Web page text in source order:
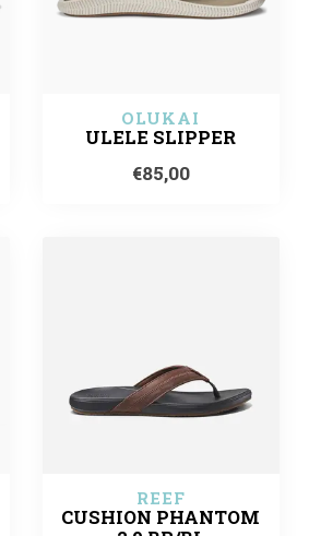
OLUKAI
ULELE SLIPPER
€85,00
REEF
CUSHION PHANTOM